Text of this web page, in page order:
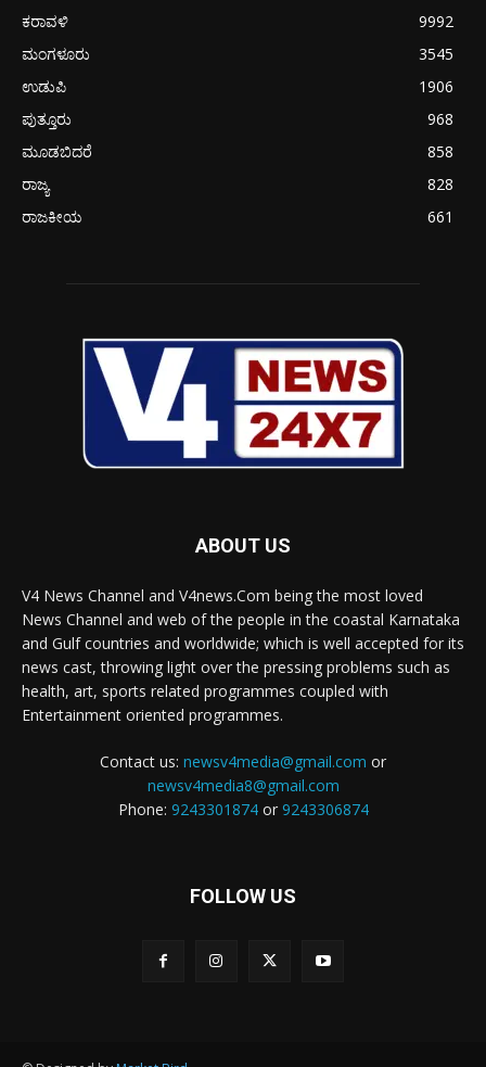
ಕರಾವಳಿ
9992
ಮಂಗಳೂರು
3545
ಉಡುಪಿ
1906
ಪುತ್ತೂರು
968
ಮೂಡಬಿದರೆ
858
ರಾಜ್ಯ
828
ರಾಜಕೀಯ
661
ABOUT US
V4 News Channel and V4news.Com being the most loved
News Channel and web of the people in the coastal Karnataka
and Gulf countries and worldwide; which is well accepted for its
news cast, throwing light over the pressing problems such as
health, art, sports related programmes coupled with
Entertainment oriented programmes.
Contact us: newsv4media@gmail.com or
newsv4media8@gmail.com
Phone: 9243301874or 9243306874
FOLLOW US